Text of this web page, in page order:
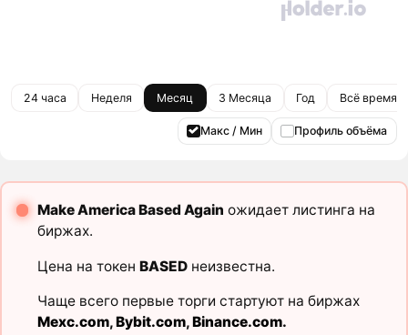
24 часа Неделя Месяц 3 Месяца Год Всё время
Макс / Мин Профиль объёма
Make America Based Again ожидает листинга на
биржах.
Цена на токен BASEDнеизвестна.
Чаще всего первые торги стартуют на биржах
Mexc.com,Bybit.com,Binance.com.